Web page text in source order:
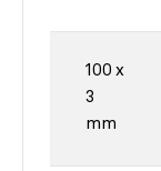
100 x
3
mm